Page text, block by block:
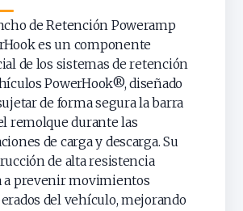
de Retención Poweramp
es un componente
de los sistemas de retención
PowerHook®, diseñado
de forma segura la barra
remolque durante las
de carga y descarga. Su
de alta resistencia
a prevenir movimientos
del vehículo, mejorando